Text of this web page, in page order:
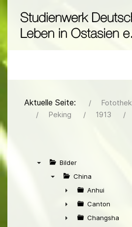
Aktuelle Seite: Fotothek
Peking
1913
Bilder
China
►
Anhui
►
Canton
Changsha